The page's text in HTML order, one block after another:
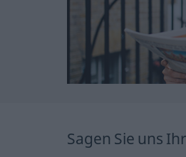
Sagen Sie uns